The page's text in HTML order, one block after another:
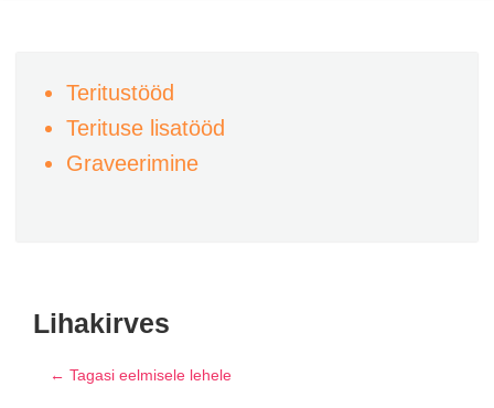
Lihakirves
← Tagasi eelmisele lehele
Teritustööd
Terituse lisatööd
Graveerimine